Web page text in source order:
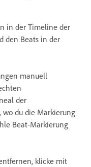
in der Timeline der
den Beats in der
manuell
der
du die Markierung
Beat-Markierung
klicke mit